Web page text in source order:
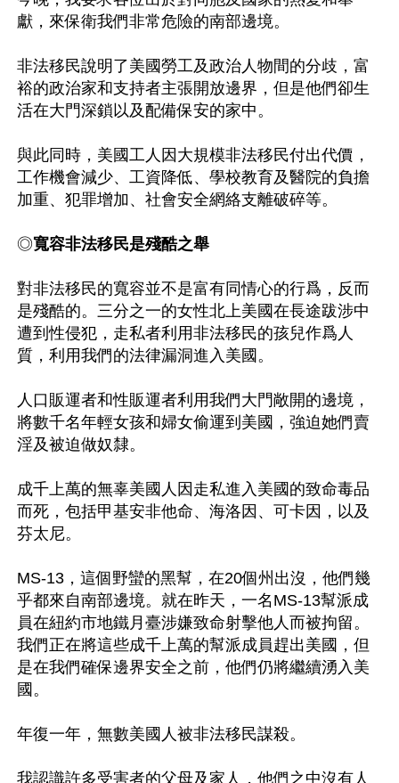
獻，來保衛我們非常危險的南部邊境。
非法移民說明了美國勞工及政治人物間的分歧，富
裕的政治家和支持者主張開放邊界，但是他們卻生
活在大門深鎖以及配備保安的家中。
與此同時，美國工人因大規模非法移民付出代價，
工作機會減少、工資降低、學校教育及醫院的負擔
加重、犯罪增加、社會安全網絡支離破碎等。
◎寬容非法移民是殘酷之舉
對非法移民的寬容並不是富有同情心的行爲，反而
是殘酷的。三分之一的女性北上美國在長途跋涉中
遭到性侵犯，走私者利用非法移民的孩兒作爲人
質，利用我們的法律漏洞進入美國。
人口販運者和性販運者利用我們大門敞開的邊境，
將數千名年輕女孩和婦女偷運到美國，強迫她們賣
淫及被迫做奴隸。
成千上萬的無辜美國人因走私進入美國的致命毒品
而死，包括甲基安非他命、海洛因、可卡因，以及
芬太尼。
MS-13，這個野蠻的黑幫，在20個州出沒，他們幾
乎都來自南部邊境。就在昨天，一名MS-13幫派成
員在紐約市地鐵月臺涉嫌致命射擊他人而被拘留。
我們正在將這些成千上萬的幫派成員趕出美國，但
是在我們確保邊界安全之前，他們仍將繼續湧入美
國。
年復一年，無數美國人被非法移民謀殺。
我認識許多受害者的父母及家人，他們之中沒有人